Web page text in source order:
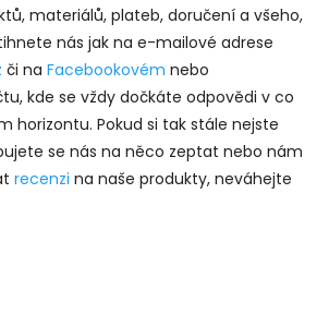
materiálů, plateb, doručení a všeho,
nás jak na e-mailové adrese
či na Facebookovém nebo
kde se vždy dočkáte odpovědi v co
horizontu. Pokud si tak stále nejste
se nás na něco zeptat nebo nám
recenzi na naše produkty, neváhejte